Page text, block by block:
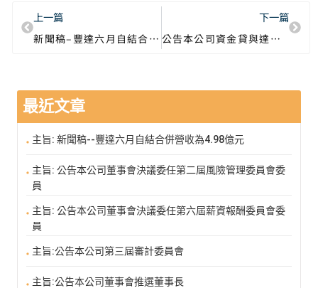
上一篇
新聞稿–豐達六月自結合併營收為1.30億元
下一篇
公告本公司資金貸與達「公開發行公司資金貸與及背書保證處理準則」第二十二條第一項第二款及第一項第三款規定之標準
最近文章
主旨: 新聞稿--豐達六月自結合併營收為4.98億元
主旨: 公告本公司董事會決議委任第二屆風險管理委員會委
員
主旨: 公告本公司董事會決議委任第六屆薪資報酬委員會委
員
主旨:公告本公司第三屆審計委員會
主旨:公告本公司董事會推選董事長